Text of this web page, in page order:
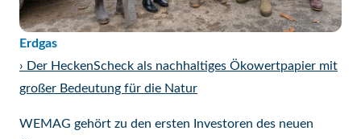
Erdgas
› Der HeckenScheck als nachhaltiges Ökowertpapier mit
großer Bedeutung für die Natur
WEMAG gehört zu den ersten Investoren des neuen